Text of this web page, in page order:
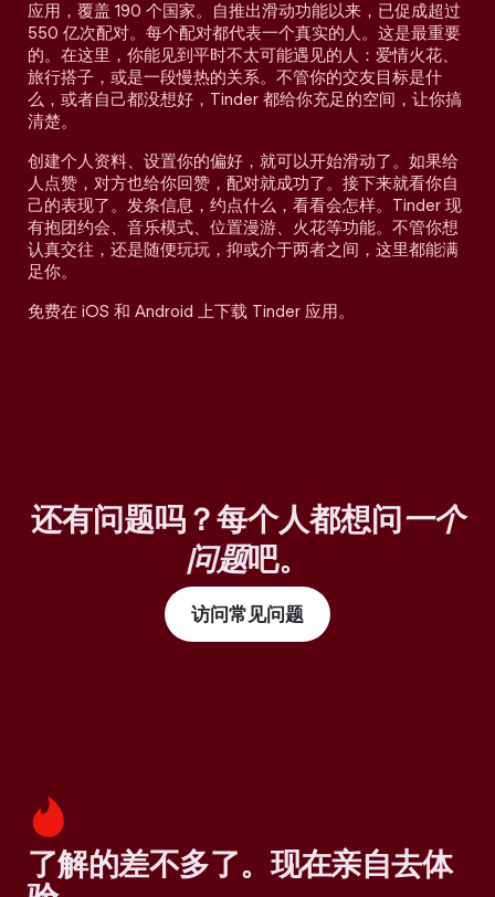
应用，覆盖 190 个国家。自推出滑动功能以来，已促成超过
550 亿次配对。每个配对都代表一个真实的人。这是最重要
的。在这里，你能见到平时不太可能遇见的人：爱情火花、
旅行搭子，或是一段慢热的关系。不管你的交友目标是什
么，或者自己都没想好，Tinder 都给你充足的空间，让你搞
清楚。
创建个人资料、设置你的偏好，就可以开始滑动了。如果给
人点赞，对方也给你回赞，配对就成功了。接下来就看你自
己的表现了。发条信息，约点什么，看看会怎样。Tinder 现
有抱团约会、音乐模式、位置漫游、火花等功能。不管你想
认真交往，还是随便玩玩，抑或介于两者之间，这里都能满
足你。
免费在 iOS 和 Android 上下载 Tinder 应用。
还有问题吗？每个人都想问一个
问题吧。
访问常见问题
了解的差不多了。现在亲自去体